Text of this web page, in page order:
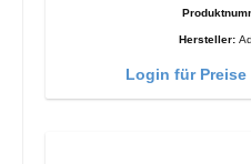
ermöglicht das Design mit
Serie Laden Sie Ihr iPhone
Hersteller:
Login für